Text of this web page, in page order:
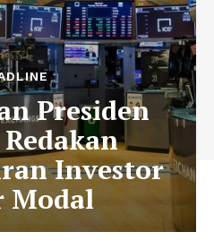
Presiden
Investor
Modal